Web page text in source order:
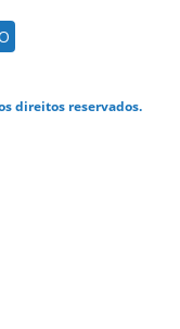
direitos reservados.